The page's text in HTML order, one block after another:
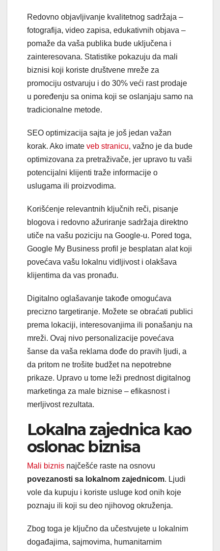
Redovno objavljivanje kvalitetnog sadržaja –
fotografija, video zapisa, edukativnih objava –
pomaže da vaša publika bude uključena i
zainteresovana. Statistike pokazuju da mali
biznisi koji koriste društvene mreže za
promociju ostvaruju i do 30% veći rast prodaje
u poređenju sa onima koji se oslanjaju samo na
tradicionalne metode.
SEO optimizacija sajta je još jedan važan
korak. Ako imate veb stranicu, važno je da bude
optimizovana za pretraživače, jer upravo tu vaši
potencijalni klijenti traže informacije o
uslugama ili proizvodima.
Korišćenje relevantnih ključnih reči, pisanje
blogova i redovno ažuriranje sadržaja direktno
utiče na vašu poziciju na Google-u. Pored toga,
Google My Business profil je besplatan alat koji
povećava vašu lokalnu vidljivost i olakšava
klijentima da vas pronađu.
Digitalno oglašavanje takođe omogućava
precizno targetiranje. Možete se obraćati publici
prema lokaciji, interesovanjima ili ponašanju na
mreži. Ovaj nivo personalizacije povećava
šanse da vaša reklama dođe do pravih ljudi, a
da pritom ne trošite budžet na nepotrebne
prikaze. Upravo u tome leži prednost digitalnog
marketinga za male biznise – efikasnost i
merljivost rezultata.
Lokalna zajednica kao
oslonac biznisa
Mali biznis najčešće raste na osnovu
povezanosti sa lokalnom zajednicom. Ljudi
vole da kupuju i koriste usluge kod onih koje
poznaju ili koji su deo njihovog okruženja.
Zbog toga je ključno da učestvujete u lokalnim
događajima, sajmovima, humanitarnim